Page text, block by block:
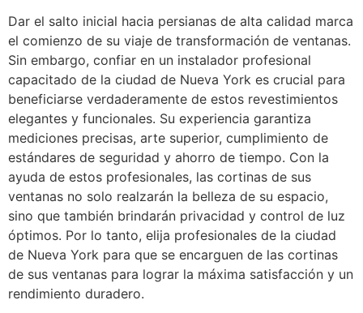
Dar el salto inicial hacia persianas de alta calidad marca
el comienzo de su viaje de transformación de ventanas.
Sin embargo, confiar en un instalador profesional
capacitado de la ciudad de Nueva York es crucial para
beneficiarse verdaderamente de estos revestimientos
elegantes y funcionales. Su experiencia garantiza
mediciones precisas, arte superior, cumplimiento de
estándares de seguridad y ahorro de tiempo. Con la
ayuda de estos profesionales, las cortinas de sus
ventanas no solo realzarán la belleza de su espacio,
sino que también brindarán privacidad y control de luz
óptimos. Por lo tanto, elija profesionales de la ciudad
de Nueva York para que se encarguen de las cortinas
de sus ventanas para lograr la máxima satisfacción y un
rendimiento duradero.